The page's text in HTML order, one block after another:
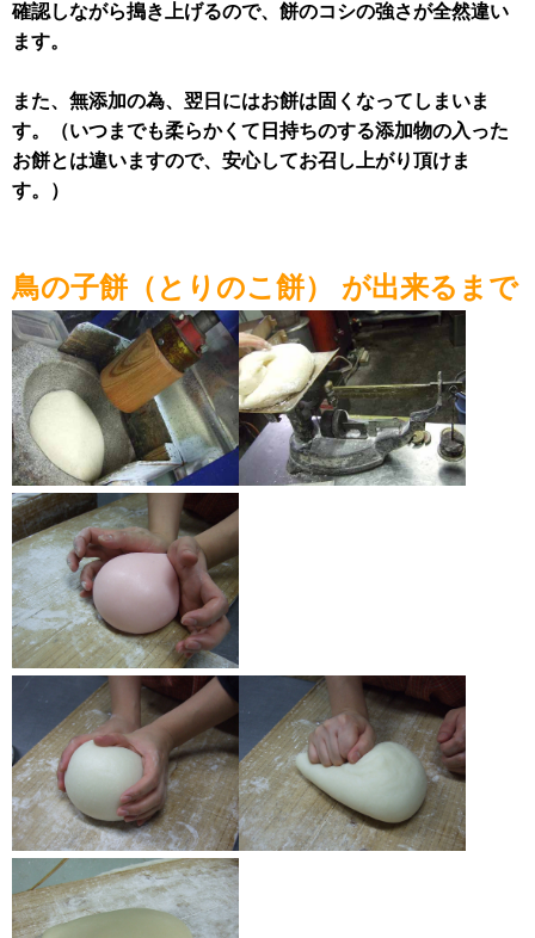
確認しながら搗き上げるので、餅のコシの強さが全然違い
ます。
また、無添加の為、翌日にはお餅は固くなってしまいま
す。（いつまでも柔らかくて日持ちのする添加物の入った
お餅とは違いますので、安心してお召し上がり頂けま
す。）
鳥の子餅（とりのこ餅） が出来るまで